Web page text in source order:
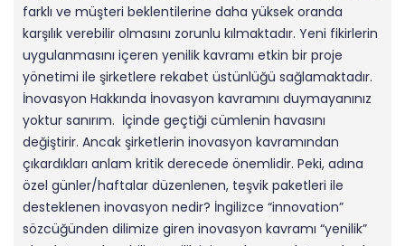
farklı ve müşteri beklentilerine daha yüksek oranda
karşılık verebilir olmasını zorunlu kılmaktadır. Yeni fikirlerin
uygulanmasını içeren yenilik kavramı etkin bir proje
yönetimi ile şirketlere rekabet üstünlüğü sağlamaktadır.
İnovasyon Hakkında İnovasyon kavramını duymayanınız
yoktur sanırım. İçinde geçtiği cümlenin havasını
değiştirir. Ancak şirketlerin inovasyon kavramından
çıkardıkları anlam kritik derecede önemlidir. Peki, adına
özel günler/haftalar düzenlenen, teşvik paketleri ile
desteklenen inovasyon nedir? İngilizce “innovation”
sözcüğünden dilimize giren inovasyon kavramı “yenilik”